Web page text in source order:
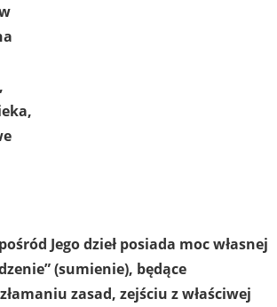
Jego dzieł posiada moc własnej
(sumienie), będące
zasad, zejściu z właściwej